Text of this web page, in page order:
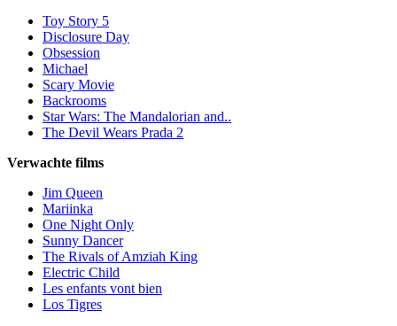
Toy Story 5
Disclosure Day
Obsession
Michael
Scary Movie
Backrooms
Star Wars: The Mandalorian and..
The Devil Wears Prada 2
Verwachte films
Jim Queen
Mariinka
One Night Only
Sunny Dancer
The Rivals of Amziah King
Electric Child
Les enfants vont bien
Los Tigres